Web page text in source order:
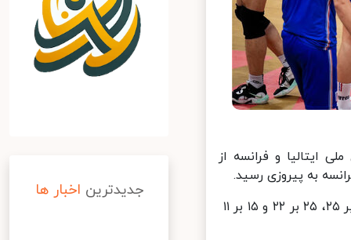
ملت‌های والیبال ۲۰۲۴، تیم‌های ملی ایتالیا و فرانسه از
فرانسه موفق شد با حساب سه بر دو و با امتیازهای ۱۹ بر ۲۵، ۲۵ بر ۲۰، ۲۲ بر ۲۵، ۲۵ بر ۲۲ و ۱۵ بر ۱۱
جدیدترین اخبار ها